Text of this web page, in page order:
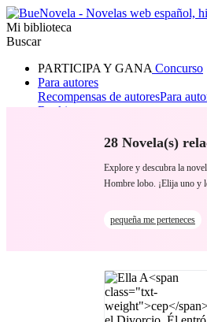
Mi biblioteca
Buscar
PARTICIPA Y GANA Concurso
Para autores
Recompensas de autoresPara
Ranking
RomanceHombre lobo
28 Novela(s)
Explore y descubra la
Hombre lobo. ¡Elija uno y
pequeña me perteneces